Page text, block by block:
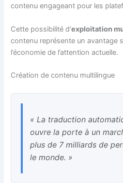
contenu engageant pour les
Cette possibilité d’exploitation
contenu représente un avantage
l’économie de l’attention actuelle.
Création de contenu multilingue
« La traduction
ouvre la porte à un
plus de 7 milliards de
le monde. »